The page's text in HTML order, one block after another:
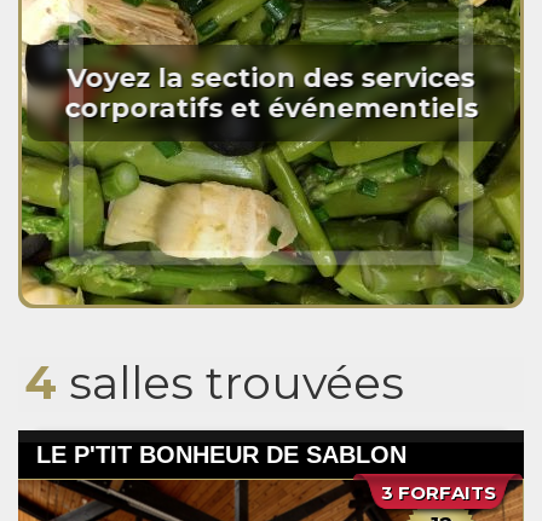
Voyez la section des services
corporatifs et événementiels
4 salles trouvées
LE P'TIT BONHEUR DE SABLON
3 FORFAITS